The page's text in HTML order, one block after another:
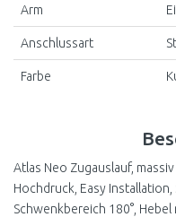
Atlas Neo Zugauslauf,
Hochdruck, Easy Installation,
Schwenkbereich 180°,
Arm
Anschlussart
Farbe